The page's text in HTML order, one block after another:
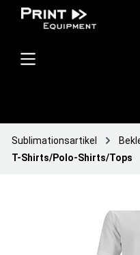
Sublimationsartikel
T-Shirts/Polo-Shirts/Tops